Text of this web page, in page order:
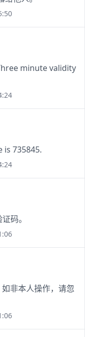
minute validity
735845.
码。
非本人操作，请忽